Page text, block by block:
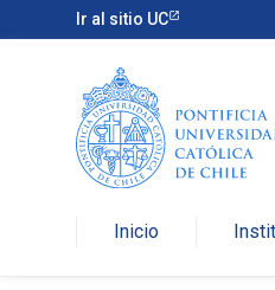
Ir al sitio UC
Inicio